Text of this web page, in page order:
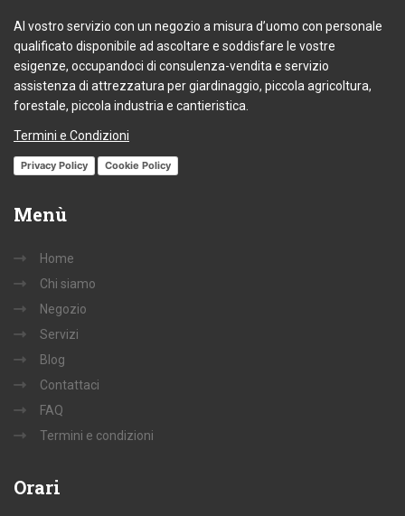
Al vostro servizio con un negozio a misura d’uomo con personale
qualificato disponibile ad ascoltare e soddisfare le vostre
esigenze, occupandoci di consulenza-vendita e servizio
assistenza di attrezzatura per giardinaggio, piccola agricoltura,
forestale, piccola industria e cantieristica.
Termini e Condizioni
Privacy Policy Cookie Policy
Menù
Home
Chi siamo
Negozio
Servizi
Blog
Contattaci
FAQ
Termini e condizioni
Orari